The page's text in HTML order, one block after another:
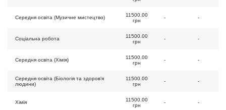
Середня освіта (Музичне мистецтво)
11500.00
грн
- -
Соціальна робота
11500.00
грн
- -
Середня освіта (Хімія)
11500.00
грн
- -
Середня освіта (Біологія та здоров’я
людини)
11500.00
грн
- -
Хімія
11500.00
грн
- -